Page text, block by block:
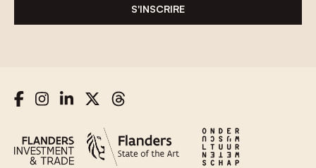
S'INSCRIRE